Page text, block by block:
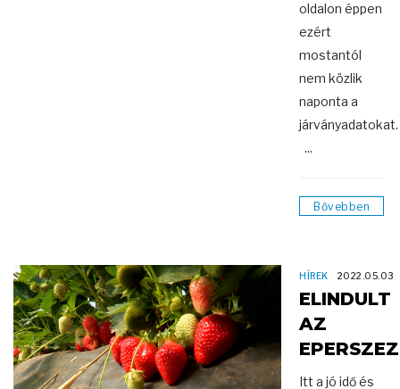
oldalon éppen
ezért
mostantól
nem közlik
naponta a
járványadatokat.
...
Bővebben
HÍREK 2022.05.03
ELINDULT
AZ
Itt a jó idő és